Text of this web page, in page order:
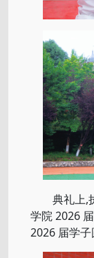
典礼上,执
学院 2026
2026 届学子